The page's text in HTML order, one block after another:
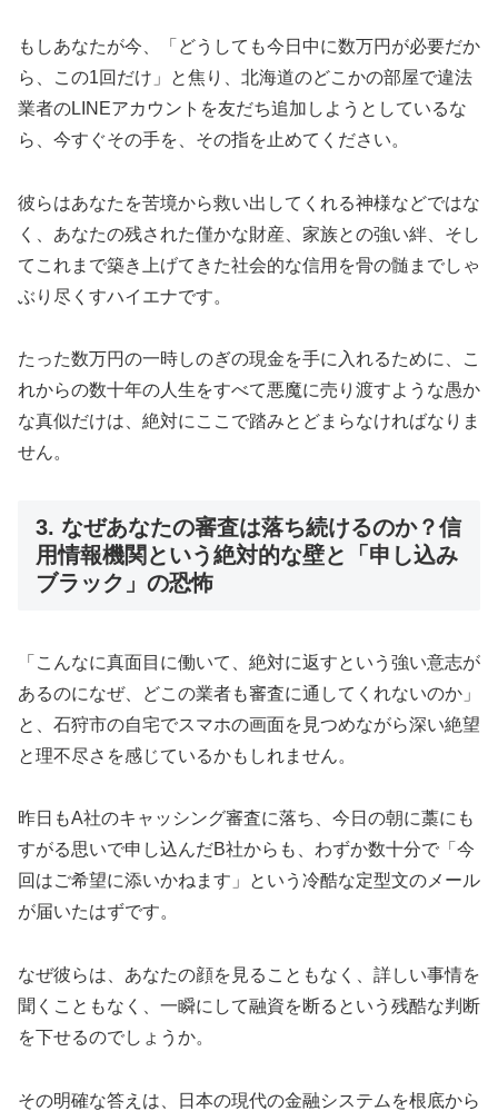
もしあなたが今、「どうしても今日中に数万円が必要だか
ら、この1回だけ」と焦り、北海道のどこかの部屋で違法
業者のLINEアカウントを友だち追加しようとしているな
ら、今すぐその手を、その指を止めてください。
彼らはあなたを苦境から救い出してくれる神様などではな
く、あなたの残された僅かな財産、家族との強い絆、そし
てこれまで築き上げてきた社会的な信用を骨の髄までしゃ
ぶり尽くすハイエナです。
たった数万円の一時しのぎの現金を手に入れるために、こ
れからの数十年の人生をすべて悪魔に売り渡すような愚か
な真似だけは、絶対にここで踏みとどまらなければなりま
せん。
3. なぜあなたの審査は落ち続けるのか？信
用情報機関という絶対的な壁と「申し込み
ブラック」の恐怖
「こんなに真面目に働いて、絶対に返すという強い意志が
あるのになぜ、どこの業者も審査に通してくれないのか」
と、石狩市の自宅でスマホの画面を見つめながら深い絶望
と理不尽さを感じているかもしれません。
昨日もA社のキャッシング審査に落ち、今日の朝に藁にも
すがる思いで申し込んだB社からも、わずか数十分で「今
回はご希望に添いかねます」という冷酷な定型文のメール
が届いたはずです。
なぜ彼らは、あなたの顔を見ることもなく、詳しい事情を
聞くこともなく、一瞬にして融資を断るという残酷な判断
を下せるのでしょうか。
その明確な答えは、日本の現代の金融システムを根底から